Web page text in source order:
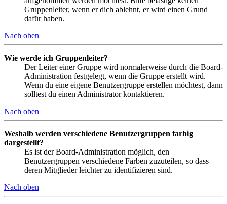
Gruppenleiter, wenn er dich ablehnt, er wird einen Grund
dafür haben.
Nach oben
Wie werde ich Gruppenleiter?
Der Leiter einer Gruppe wird normalerweise durch die Board-
Administration festgelegt, wenn die Gruppe erstellt wird.
Wenn du eine eigene Benutzergruppe erstellen möchtest, dann
solltest du einen Administrator kontaktieren.
Nach oben
Weshalb werden verschiedene Benutzergruppen farbig
dargestellt?
Es ist der Board-Administration möglich, den
Benutzergruppen verschiedene Farben zuzuteilen, so dass
deren Mitglieder leichter zu identifizieren sind.
Nach oben